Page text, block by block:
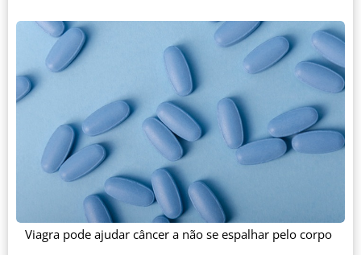
Viagra pode ajudar câncer a não se espalhar pelo corpo